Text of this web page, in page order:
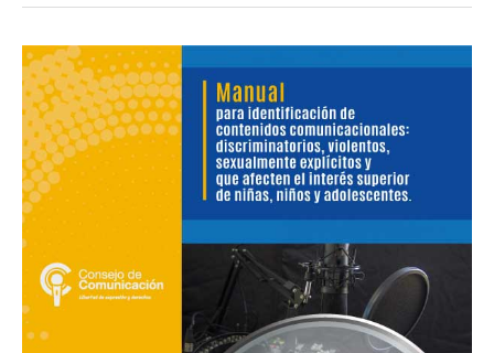
Manual
para
identificación
de
contenidos:
discriminatorios,
violentos,
sexualmente
explícitos
que
afecten